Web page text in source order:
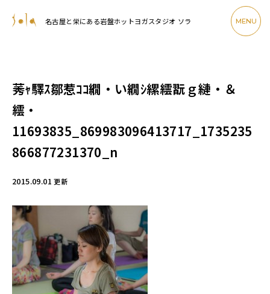
名古屋と栄にある岩盤ホットヨガスタジオ ソラ MENU
莠ｬ驛ｽ鄒惹ｺｺ繝・い繝ｼ縲繧翫ｇ縺・＆
繧・
11693835_869983096413717_1735235
866877231370_n
2015.09.01更新